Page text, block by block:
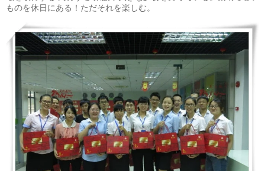
ものを休日にある！ただそれを楽しむ。